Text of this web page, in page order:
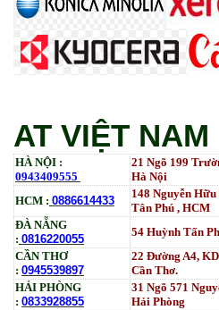
Tham Khảo
AT VIỆT NAM
HÀ NỘI :
0943409555
21 Ngõ 199
Hà Nội
HCM : 0886614433
148 Nguyễn
Tân Phú , HCM
ĐÀ NẴNG
: 0816220055
54 Huỳnh Tấn
CẦN THƠ
: 0945539897
22 Đường A4,
Cần Thơ.
HẢI PHÒNG
: 0833928855
31 Ngõ 571
Hải Phòng